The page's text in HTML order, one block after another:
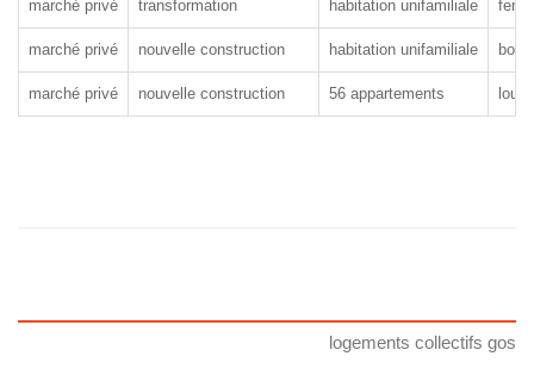
marché privé transformation habitation unifamiliale
marché privé nouvelle construction habitation unifamiliale
marché privé nouvelle construction 56 appartements
logements collectifs gos